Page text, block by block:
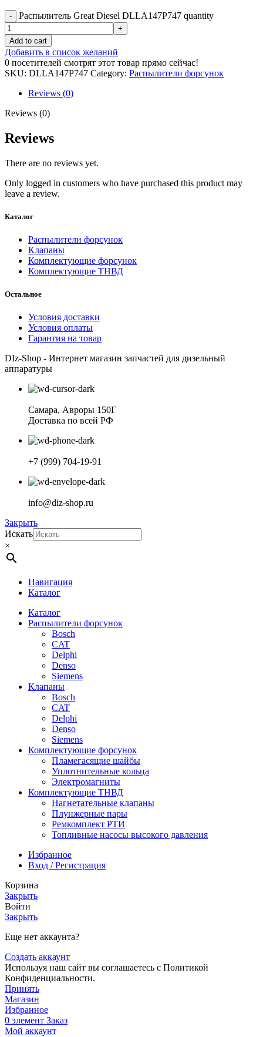
Распылитель Great Diesel DLLA147P747 quantity
Add to cart
Добавить в список желаний
0 посетителей смотрят этот товар прямо сейчас!
SKU: DLLA147P747 Category: Распылители форсунок
Reviews (0)
Reviews (0)
Reviews
There are no reviews yet.
Only logged in customers who have purchased this product may
leave a review.
Каталог
Распылители форсунок
Клапаны
Комплектующие форсунок
Комплектующие ТНВД
Остальное
Условия доставки
Условия оплаты
Гарантия на товар
DIz-Shop - Интернет магазин запчастей для дизельный
аппаратуры
Самара, Авроры 150Г
Доставка по всей РФ
+7 (999) 704-19-91
info@diz-shop.ru
Закрыть
Искать
×
Навигация
Каталог
Каталог
Распылители форсунок
Bosch
CAT
Delphi
Denso
Siemens
Клапаны
Bosch
CAT
Delphi
Denso
Siemens
Комплектующие форсунок
Пламегасящие шайбы
Уплотнительные кольца
Электромагниты
Комплектующие ТНВД
Нагнетательные клапаны
Плунжерные пары
Ремкомплект РТИ
Топливные насосы высокого давления
Избранное
Вход / Регистрация
Корзина
Закрыть
Войти
Закрыть
Еще нет аккаунта?
Создать аккаунт
Используя наш сайт вы соглашаетесь с Политикой
Конфиденциальности.
Принять
Магазин
Избранное
0 элемент Заказ
Мой аккаунт